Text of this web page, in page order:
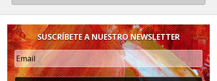
SUSCRÍBETE A NUESTRO NEWSLETTER